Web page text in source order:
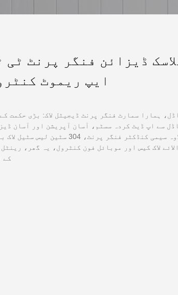
ایپ ریموٹ
علاوہ سیمی کنڈکٹر فنگر پرنٹ،
الائے لاک کیس اور موبائل فون کنٹرول، یہ گھر،
کے